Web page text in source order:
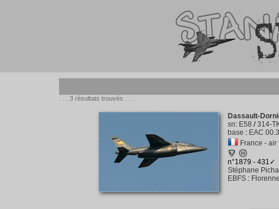
. . . 3 résultats trouvés . . .
Dassault-
sn: E58 /314-
base : EAC
France - air
n°1879 - 431✓
Stéphane
EBFS :